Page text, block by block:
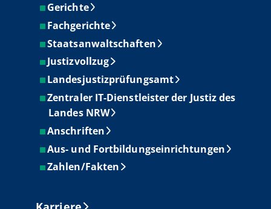
Gerichte
Fachgerichte
Staatsanwaltschaften
Justizvollzug
Landesjustizprüfungsamt
Zentraler IT-Dienstleister der Justiz des
Landes NRW
Anschriften
Aus- und Fortbildungseinrichtungen
Zahlen/Fakten